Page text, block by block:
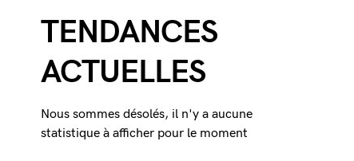
TENDANCES
ACTUELLES
Nous sommes désolés, il n'y a aucune
statistique à afficher pour le moment